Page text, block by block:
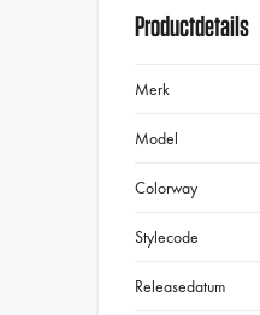
Productdetails
Merk
Model
Colorway
Stylecode
Releasedatum